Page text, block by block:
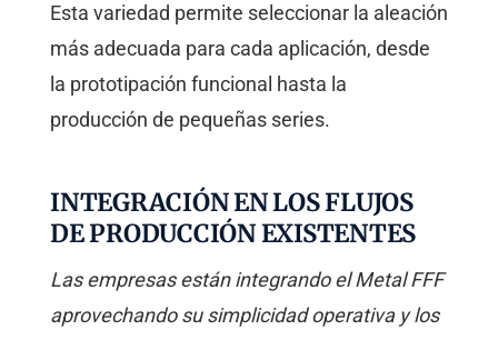
Esta variedad permite seleccionar la aleación
más adecuada para cada aplicación, desde
la prototipación funcional hasta la
producción de pequeñas series.
INTEGRACIÓN EN LOS FLUJOS
DE PRODUCCIÓN EXISTENTES
Las empresas están integrando el Metal FFF
aprovechando su simplicidad operativa y los